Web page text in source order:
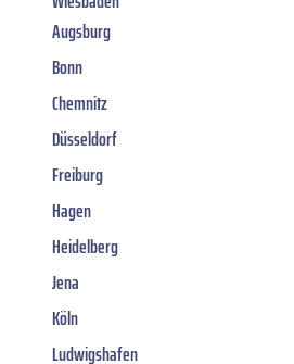
Augsburg
Bonn
Chemnitz
Düsseldorf
Freiburg
Hagen
Heidelberg
Jena
Köln
Ludwigshafen